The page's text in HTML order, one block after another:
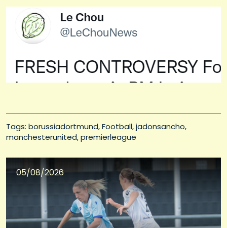
Tags: borussiadortmund Football jadonsancho
manchesterunited premierleague
05/08/2026